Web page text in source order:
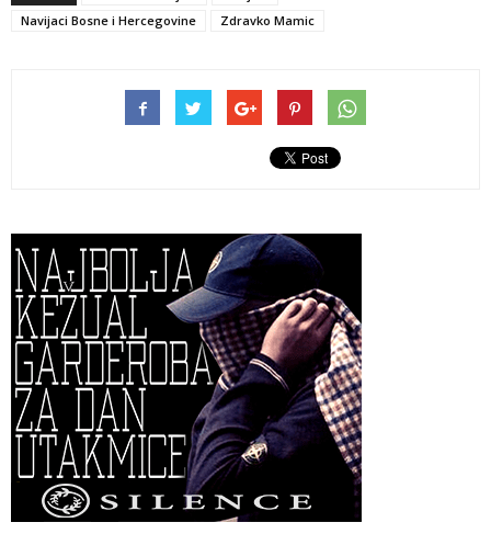
Navijaci Bosne i Hercegovine
Zdravko Mamic